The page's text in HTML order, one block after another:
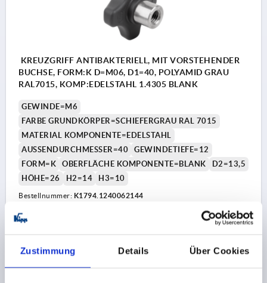
Zustimmung Details Über Cookies
KREUZGRIFF ANTIBAKTERIELL, MIT VORSTEHENDER
BUCHSE, FORM:K D=M06, D1=40, POLYAMID GRAU
RAL7015, KOMP:EDELSTAHL 1.4305 BLANK
GEWINDE=M6
FARBE GRUNDKÖRPER=SCHIEFERGRAU RAL 7015
MATERIAL KOMPONENTE=EDELSTAHL
AUSSENDURCHMESSER=40
GEWINDETIEFE=12
FORM=K
OBERFLÄCHE KOMPONENTE=BLANK
D2=13,5
HÖHE=26
H2=14 H3=10
Bestellnummer: K1794.1240062144
6,70 CHF